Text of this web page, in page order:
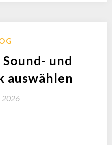
und
auswählen
2026